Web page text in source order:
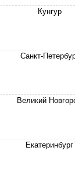
Кунгур
Санкт-
Великий
Екатеринбург